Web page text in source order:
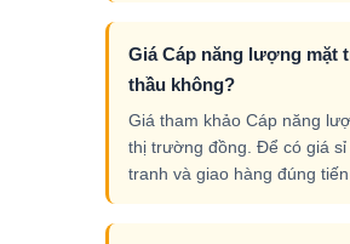
Giá Cáp năng lượng mặt
thầu không?
Giá tham khảo Cáp năng
thị trường đồng. Để có giá
tranh và giao hàng đúng